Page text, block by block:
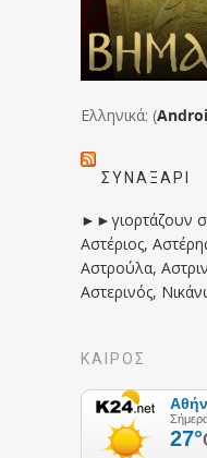
Ελληνικά: (
ΣΥΝΑΞΆΡΙ
►►γιορτάζουν
Αστέριος,
Αστρούλα,
Αστερινός,
ΚΑΙΡΟΣ